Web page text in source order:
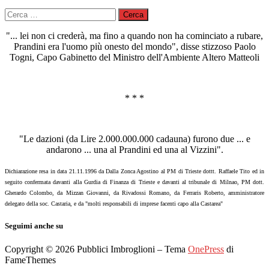
Ricerca
per:
"... lei non ci crederà, ma fino a quando non ha cominciato a rubare,
Prandini era l'uomo più onesto del mondo", disse stizzoso Paolo
Togni, Capo Gabinetto del Ministro dell'Ambiente Altero Matteoli
* * *
"Le dazioni (da Lire 2.000.000.000 cadauna) furono due ... e
andarono ... una al Prandini ed una al Vizzini".
Dichiarazione resa in data 21.11.1996 da Dalla Zonca Agostino al PM di Trieste dottt. Raffaele Tito ed in
seguito confermata davanti alla Gurdia di Finanza di Trieste e davanti al tribunale di Milnao, PM dott.
Gherardo Colombo, da Mizzan Giovanni, da Rivadossi Romano, da Ferraris Roberto, amministratore
delegato della soc. Castaria, e da "molti responsabili di imprese facenti capo alla Castarea"
Seguimi anche su
Copyright © 2026 Pubblici Imbroglioni – Tema OnePress di
FameThemes